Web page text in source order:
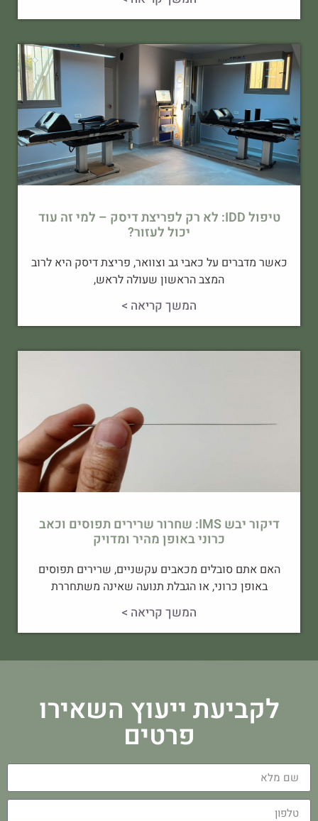
טיפול IDD: לא רק לפריצת דיסק – למי זה עוד
יכול לעזור?
כאשר מדברים על כאבי גב וצוואר, פריצת דיסק היא לרוב
המצב הראשון שעולה לראש,
המשך קריאה >
דיקור יבש IMS: שחרור שרירים תפוסים וכאב
כרוני באופן מהיר ומדויק
האם אתם סובלים מכאבים עקשניים, שרירים תפוסים
באופן כרוני, או הגבלת תנועה שאינה משתחררת
המשך קריאה >
לקביעת ייעוץ השאירו
פרטים